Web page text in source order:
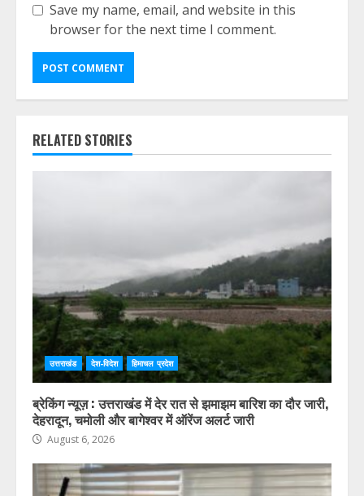
Save my name, email, and website in this
browser for the next time I comment.
RELATED STORIES
उत्तराखंड देश-विदेश हिमाचल प्रदेश
ब्रेकिंग न्यूज़ : उत्तराखंड में देर रात से झमाझम बारिश का दौर जारी,
देहरादून, चमोली और बागेश्वर में ऑरेंज अलर्ट जारी
August 6, 2026